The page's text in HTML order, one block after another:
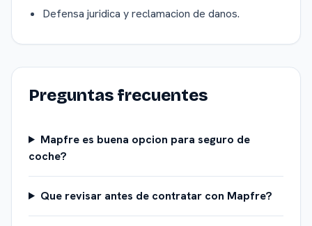
Defensa juridica y reclamacion de danos.
Preguntas frecuentes
Mapfre es buena opcion para seguro de
coche?
Que revisar antes de contratar con Mapfre?